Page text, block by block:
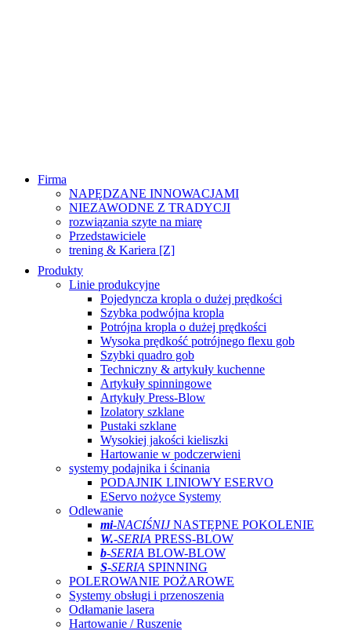
Firma
NAPĘDZANE INNOWACJAMI
NIEZAWODNE Z TRADYCJI
rozwiązania szyte na miarę
Przedstawiciele
trening & Kariera [Z]
Produkty
Linie produkcyjne
Pojedyncza kropla o dużej prędkości
Szybka podwójna kropla
Potrójna kropla o dużej prędkości
Wysoka prędkość potrójnego flexu gob
Szybki quadro gob
Techniczny & artykuły kuchenne
Artykuły spinningowe
Artykuły Press-Blow
Izolatory szklane
Pustaki szklane
Wysokiej jakości kieliszki
Hartowanie w podczerwieni
systemy podajnika i ścinania
PODAJNIK LINIOWY ESERVO
EServo nożyce Systemy
Odlewanie
mi-NACIŚNIJNASTĘPNE POKOLENIE
W.-SERIA PRESS-BLOW
b-SERIA BLOW-BLOW
S-SERIA SPINNING
POLEROWANIE POŻAROWE
Systemy obsługi i przenoszenia
Odłamanie lasera
Hartowanie / Ruszenie